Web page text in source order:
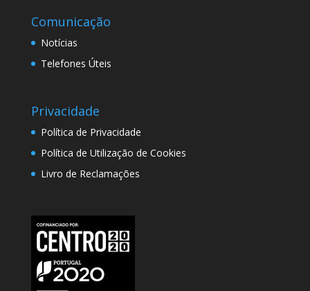
Comunicação
Notícias
Telefones Úteis
Privacidade
Política de Privacidade
Política de Utilização de Cookies
Livro de Reclamações